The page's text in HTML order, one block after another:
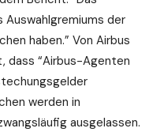
der
haben.” Von Airbus
“Airbus-Agenten
werden in
ausgelassen.